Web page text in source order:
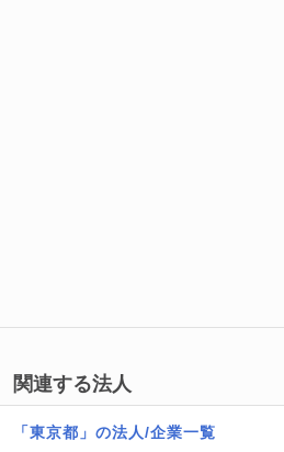
関連する法人
「東京都」の法人/企業一覧